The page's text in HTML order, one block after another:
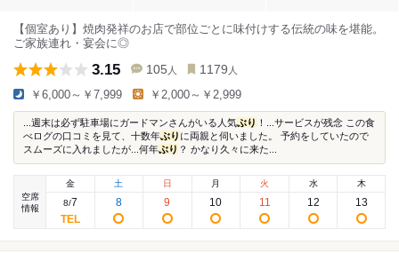
【個室あり】焼肉発祥のお店で部位ごとに味付けする伝統の味を堪能。
ご家族連れ・宴会に◎
3.15 105 人 1179 人
￥6,000～￥7,999 ￥2,000～￥2,999
...週末は必ず駐車場にガードマンさんがいる人気ぶり ！...サービスが残念 この食
べログの口コミを見て、十数年ぶり に両親と伺いました。 予約をしていたので
スムーズに入れましたが...何年ぶり ？ かなり久々に来た...
空席
情報
金
8/7
土
8
日
9
月
10
火
11
水
12
木
13